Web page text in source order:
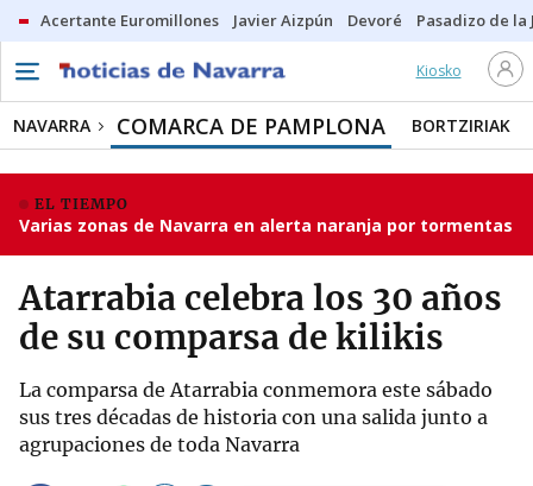
Acertante Euromillones Javier Aizpún Devoré Pasadizo de la
Kiosko
NAVARRA COMARCA DE PAMPLONA BORTZIRIAK
EL TIEMPO
Varias zonas de Navarra en alerta naranja por tormentas
Atarrabia celebra los 30 años
de su comparsa de kilikis
La comparsa de Atarrabia conmemora este sábado
sus tres décadas de historia con una salida junto a
agrupaciones de toda Navarra